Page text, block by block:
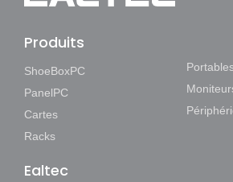
Produits
ShoeBoxPC
PanelPC
Cartes
Racks
Ealtec